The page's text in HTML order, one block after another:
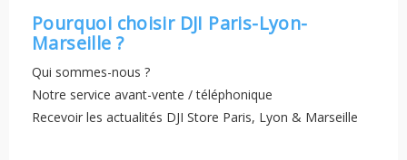
Pourquoi choisir DJI Paris-Lyon-
Marseille ?
Qui sommes-nous ?
Notre service avant-vente / téléphonique
Recevoir les actualités DJI Store Paris, Lyon & Marseille